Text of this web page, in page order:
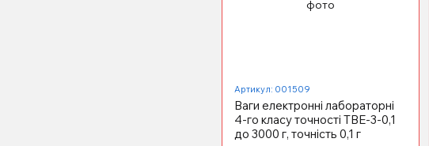
Артикул: 001509
Ваги електронні лабораторні
4-го класу точності ТВЕ-3-0,1
до 3000 г, точність 0,1 г